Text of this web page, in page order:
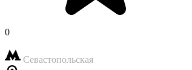
0
Севастопольская